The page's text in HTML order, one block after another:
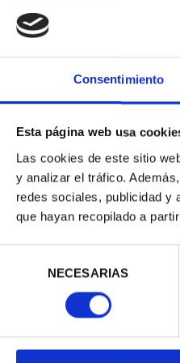
Consentimiento
Esta página web usa
Las cookies de este sitio
y analizar el tráfico.
redes sociales, publicidad y
que hayan recopilado a
consentimiento
NECESARIAS
la
2 Productos